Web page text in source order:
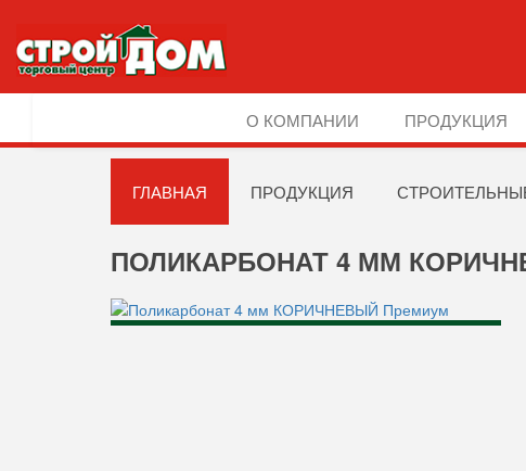
О КОМПАНИИ ПРОДУКЦИЯ
ГЛАВНАЯ ПРОДУКЦИЯ
ПОЛИКАРБОНАТ 4 ММ